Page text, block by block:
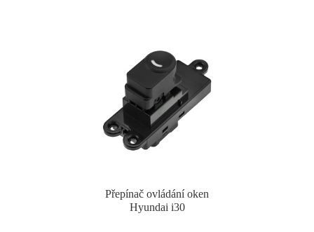
Přepínač ovládání oken
Hyundai i30